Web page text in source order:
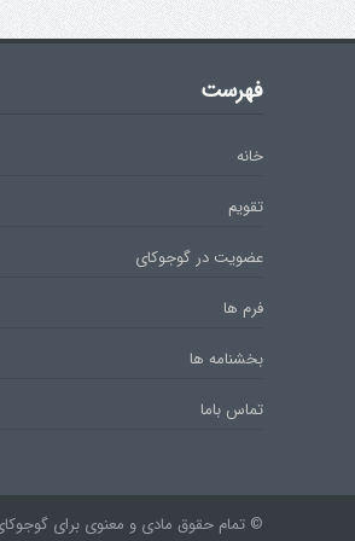
فهرست
خانه
تقویم
عضویت در گوجوکای
فرم ها
بخشنامه ها
تماس باما
© تمام حقوق مادی و معنوی برای گوجوکای